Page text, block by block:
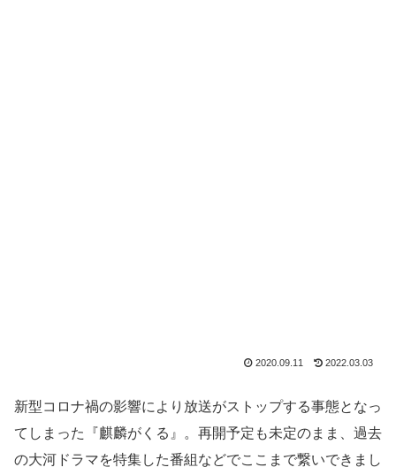
2020.09.11 2022.03.03
新型コロナ禍の影響により放送がストップする事態となっ
てしまった『麒麟がくる』。再開予定も未定のまま、過去
の大河ドラマを特集した番組などでここまで繋いできまし